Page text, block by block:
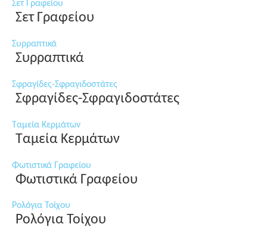
Σετ Γραφείου
Σετ Γραφείου
Συρραπτικά
Συρραπτικά
Σφραγίδες-Σφραγιδοστάτες
Σφραγίδες-Σφραγιδοστάτες
Ταμεία Κερμάτων
Ταμεία Κερμάτων
Φωτιστικά Γραφείου
Φωτιστικά Γραφείου
Ρολόγια Τοίχου
Ρολόγια Τοίχου